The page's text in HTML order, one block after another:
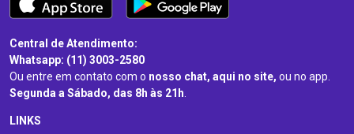
Central de Atendimento:
Whatsapp: (11) 3003-2580
Ou entre em contato com o nosso chat, aqui no site, ou no app.
Segunda a Sábado, das 8h às 21h.
LINKS